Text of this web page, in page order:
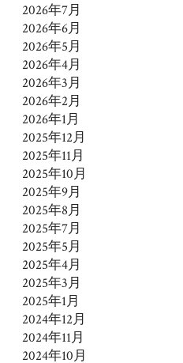
2026年7月
2026年6月
2026年5月
2026年4月
2026年3月
2026年2月
2026年1月
2025年12月
2025年11月
2025年10月
2025年9月
2025年8月
2025年7月
2025年5月
2025年4月
2025年3月
2025年1月
2024年12月
2024年11月
2024年10月